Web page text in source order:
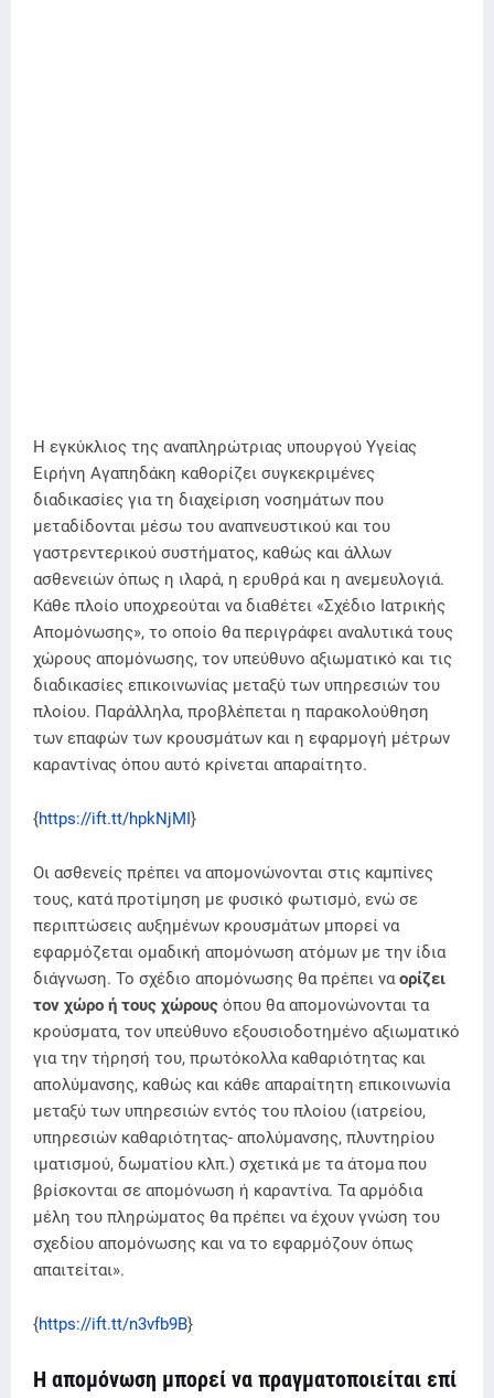
Η εγκύκλιος της αναπληρώτριας υπουργού Υγείας
Ειρήνη Αγαπηδάκη καθορίζει συγκεκριμένες
διαδικασίες για τη διαχείριση νοσημάτων που
μεταδίδονται μέσω του αναπνευστικού και του
γαστρεντερικού συστήματος, καθώς και άλλων
ασθενειών όπως η ιλαρά, η ερυθρά και η ανεμευλογιά.
Κάθε πλοίο υποχρεούται να διαθέτει «Σχέδιο Ιατρικής
Απομόνωσης», το οποίο θα περιγράφει αναλυτικά τους
χώρους απομόνωσης, τον υπεύθυνο αξιωματικό και τις
διαδικασίες επικοινωνίας μεταξύ των υπηρεσιών του
πλοίου. Παράλληλα, προβλέπεται η παρακολούθηση
των επαφών των κρουσμάτων και η εφαρμογή μέτρων
καραντίνας όπου αυτό κρίνεται απαραίτητο.
{https://ift.tt/hpkNjMI}
Οι ασθενείς πρέπει να απομονώνονται στις καμπίνες
τους, κατά προτίμηση με φυσικό φωτισμό, ενώ σε
περιπτώσεις αυξημένων κρουσμάτων μπορεί να
εφαρμόζεται ομαδική απομόνωση ατόμων με την ίδια
διάγνωση. Το σχέδιο απομόνωσης θα πρέπει ναορίζει
τον χώρο ή τους χώρους όπου θα απομονώνονται τα
κρούσματα, τον υπεύθυνο εξουσιοδοτημένο αξιωματικό
για την τήρησή του, πρωτόκολλα καθαριότητας και
απολύμανσης, καθώς και κάθε απαραίτητη επικοινωνία
μεταξύ των υπηρεσιών εντός του πλοίου (ιατρείου,
υπηρεσιών καθαριότητας- απολύμανσης, πλυντηρίου
ιματισμού, δωματίου κλπ.) σχετικά με τα άτομα που
βρίσκονται σε απομόνωση ή καραντίνα. Τα αρμόδια
μέλη του πληρώματος θα πρέπει να έχουν γνώση του
σχεδίου απομόνωσης και να το εφαρμόζουν όπως
απαιτείται».
{https://ift.tt/n3vfb9B}
Η απομόνωση μπορεί να πραγματοποιείται επί